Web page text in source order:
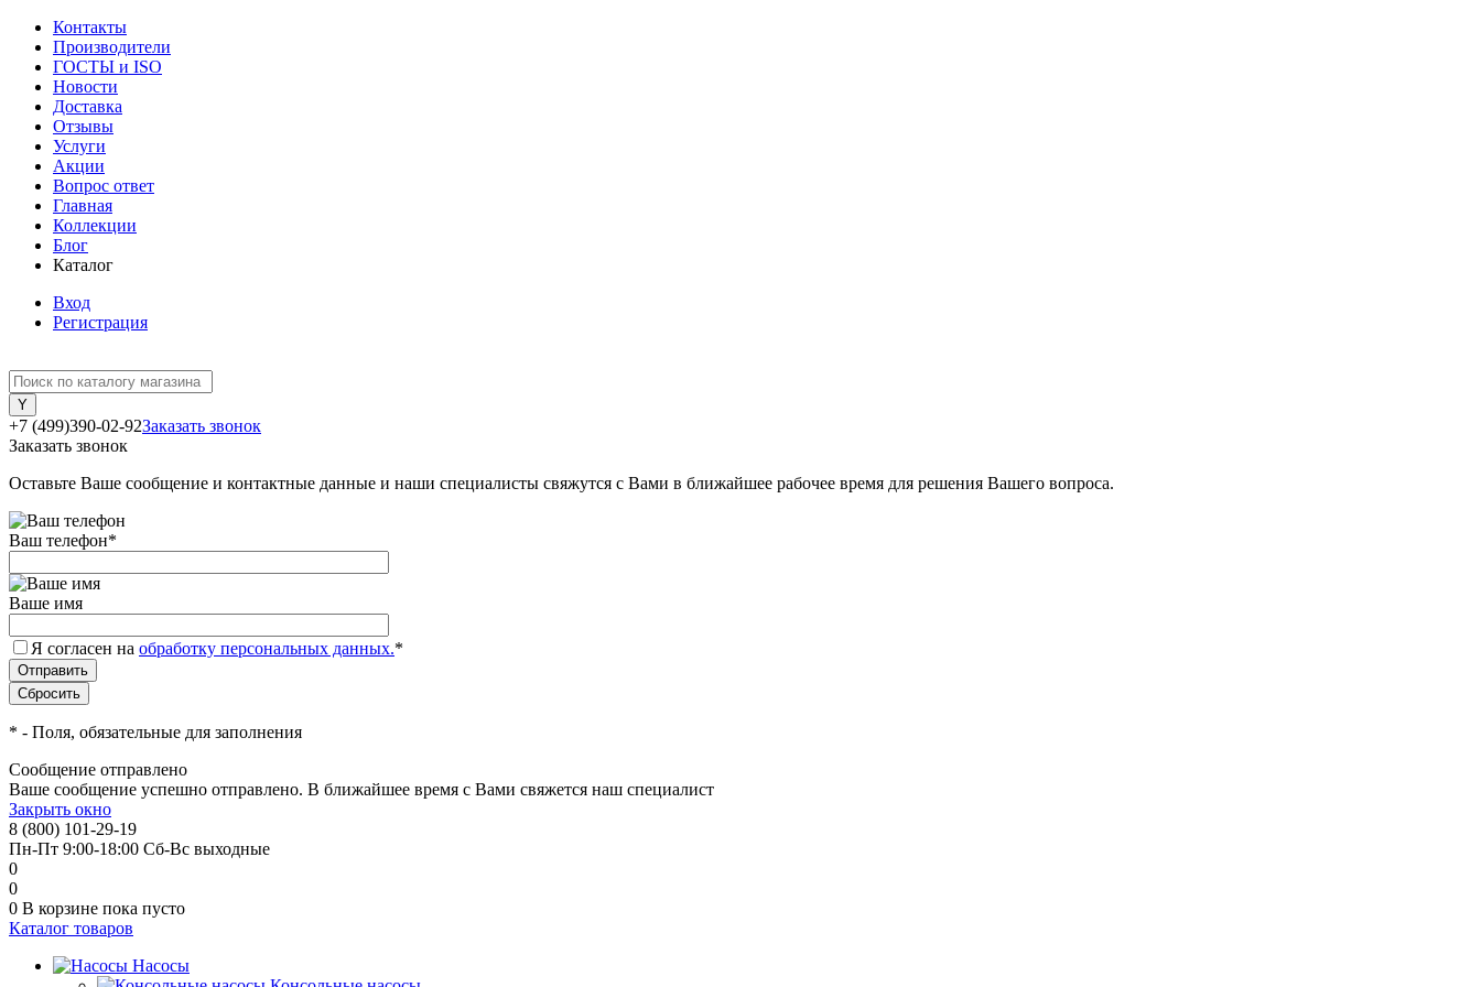
Контакты
Производители
ГОСТЫ и ISO
Новости
Доставка
Отзывы
Услуги
Акции
Вопрос ответ
Главная
Коллекции
Блог
Каталог
Вход
Регистрация
+7 (499)390-02-92Заказать звонок
Заказать звонок
Оставьте Ваше сообщение и контактные данные и наши специалисты свяжутся с Вами в ближайшее рабочее время для решения Вашего вопроса.
Ваш телефон*
Ваше имя
Я согласен на обработку персональных данных.*
* - Поля, обязательные для заполнения
Сообщение отправлено
Ваше сообщение успешно отправлено. В ближайшее время с Вами свяжется наш специалист
Закрыть окно
8 (800) 101-29-19
Пн-Пт 9:00-18:00 Сб-Вс выходные
0
0
0 В корзине пока пусто
Каталог товаров
Насосы